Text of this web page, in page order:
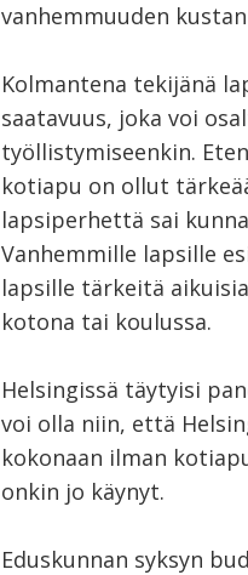
vanhemmuuden
Kolmantena tekijänä
saatavuus, joka voi
työllistymiseenkin.
kotiapu on ollut
lapsiperhettä sai
Vanhemmille lapsille
lapsille tärkeitä
kotona tai koulussa.
Helsingissä täytyisi
voi olla niin, että
kokonaan ilman
onkin jo käynyt.
Eduskunnan syksyn